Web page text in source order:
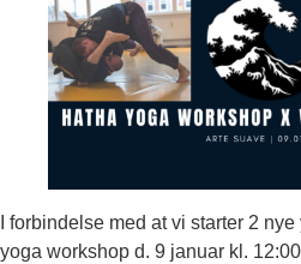
I forbindelse med at vi starter 2
yoga workshop d. 9 januar kl.